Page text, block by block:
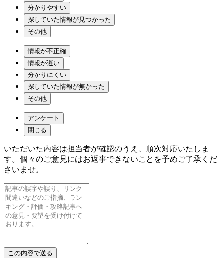
分かりやすい
探していた情報が見つかった
その他
情報が不正確
情報が遅い
分かりにくい
探していた情報が無かった
その他
アンケート
閉じる
いただいた内容は担当者が確認のうえ、順次対応いたしま
す。個々のご意見にはお返事できないことを予めご了承くだ
さいませ。